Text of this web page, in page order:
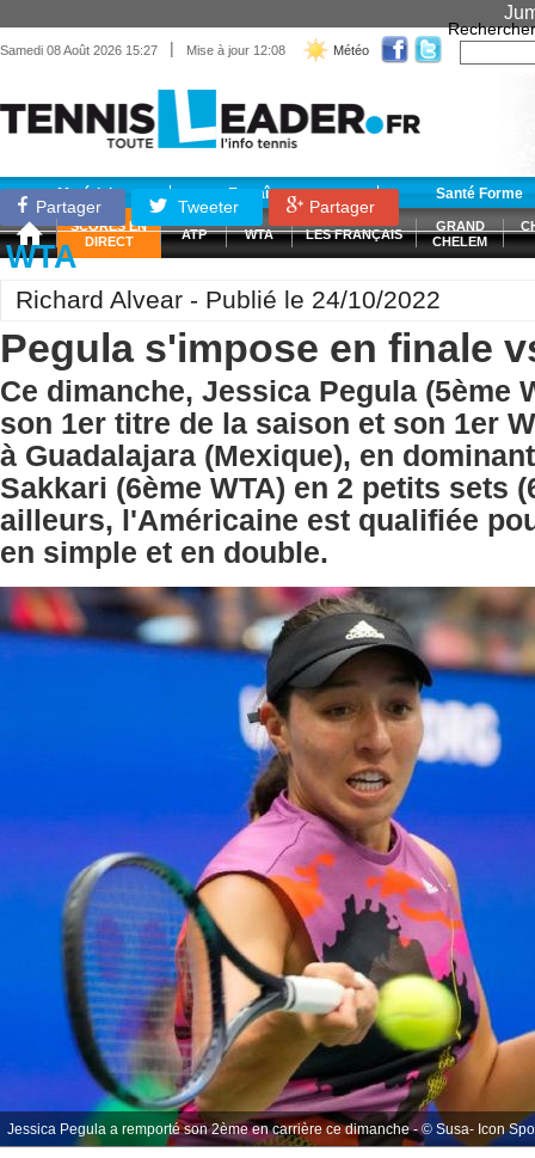
Samedi 08 Août 2026 15:27 | Mise à jour 12:08 Météo
Rechercher
Matériel Entraînement Santé Forme
SCORES EN
DIRECT
ATP WTA LES FRANÇAIS
GRAND
CHELEM
Partager Tweeter Partager
WTA
Richard Alvear - Publié le 24/10/2022
Pegula s'impose en finale
Ce dimanche, Jessica Pegula (5ème
son 1er titre de la saison et son 1er
à Guadalajara (Mexique), en
Sakkari (6ème WTA) en 2 petits sets
ailleurs, l'Américaine est qualifiée
en simple et en double.
Jessica Pegula a remporté son 2ème en carrière ce dimanche - © Susa- Icon